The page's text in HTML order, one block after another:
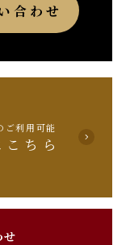
合わせ
ご利用可能
ちら
せ